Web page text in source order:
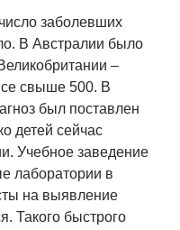
заболевших
В Австралии было
–
свыше 500. В
был поставлен
детей сейчас
Учебное заведение
лаборатории в
на выявление
Такого быстрого